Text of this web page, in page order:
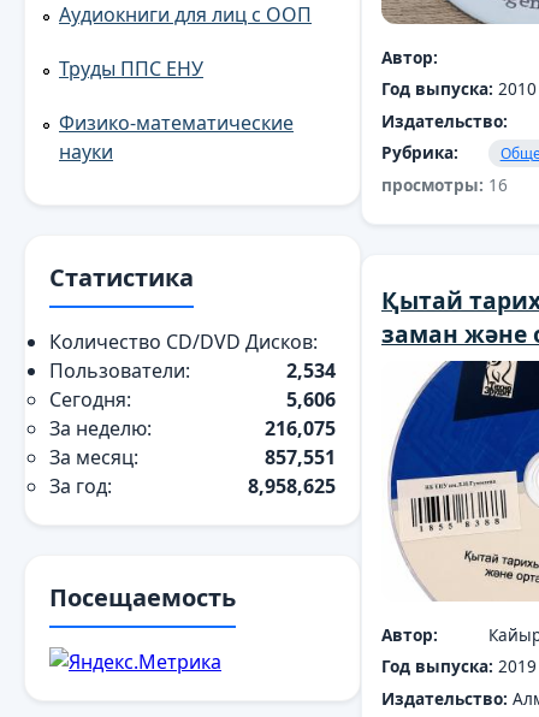
Автор:
Год выпуска: 2010
Издательство:
Рубрика:
просмотры: 16
Қытай
заман және
Автор:
Год выпуска: 2019
Издательство:
Аудиокниги для лиц с ООП
Труды ППС ЕНУ
Физико-математические
науки
Статистика
Количество CD/DVD Дисков:
2,534
Пользователи:
Сегодня:
5,606
За неделю:
216,075
За месяц:
857,551
За год:
8,958,625
Посещаемость